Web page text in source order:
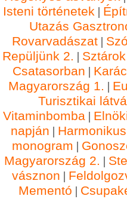
Isteni történetek |
Utazás
Rovarvadászat|
Repüljünk 2. |
Csatasorban |
Magyarország 1. |
Turisztikai
Vitaminbomba|
napján |
monogram |
Magyarország 2. |
vásznon |
Mementó |